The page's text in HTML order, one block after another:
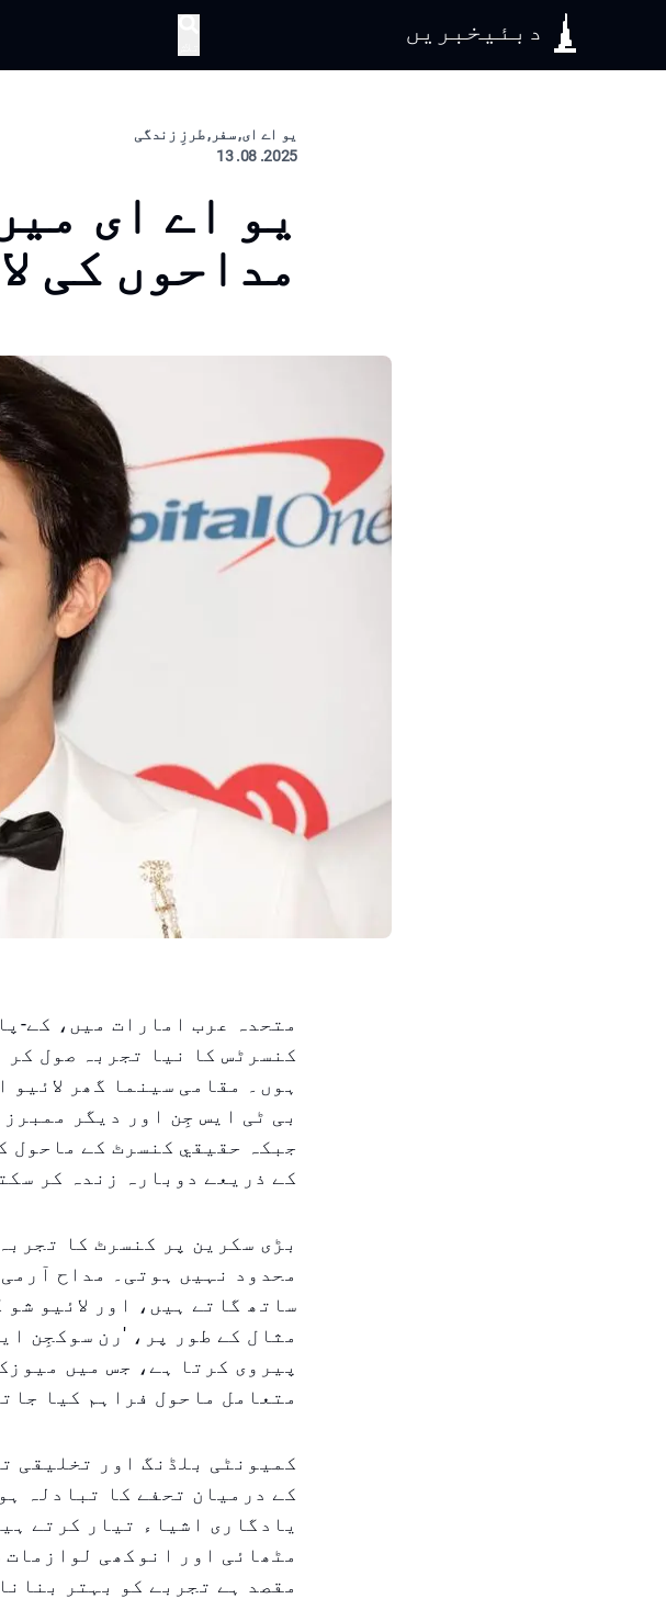
دبئیخبریں
یو اے ای, سفر, طرزِ زندگی
2025. 08. 13
یو اے ای
مداحوں کی
متحدہ عرب امارات میں، کے-
کنسرٹس کا نیا تجربہ صول کر
ہوں۔ مقامی سینما گھر
بی ٹی ایس جِن اور دیگر
جبکہ حقيقي کنسرٹ کے ماحول
کے ذریعے دوبارہ زندہ کر
بڑی سکرین پر کنسرٹ کا
محدود نہیں ہوتی۔ مداح
ساتھ گاتے ہیں، اور لائیو
مثال کے طور پر، 'رن سوکجِن
پیروی کرتا ہے، جس میں
متعامل ماحول فراہم کیا
کمیونٹی بلڈنگ اور تخلیقی
کے درمیان تحفے کا تبادلہ
یادگاری اشیاء تیار کرتے
مٹھائی اور انوکھی
مقصد ہے تجربے کو بہتر